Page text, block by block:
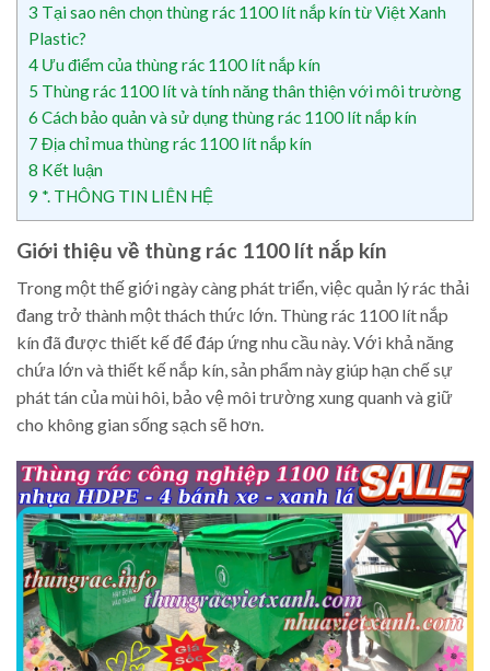
3 Tại sao nên chọn thùng rác 1100 lít nắp kín từ Việt Xanh
Plastic?
4 Ưu điểm của thùng rác 1100 lít nắp kín
5 Thùng rác 1100 lít và tính năng thân thiện với môi trường
6 Cách bảo quản và sử dụng thùng rác 1100 lít nắp kín
7 Địa chỉ mua thùng rác 1100 lít nắp kín
8 Kết luận
9 *. THÔNG TIN LIÊN HỆ
Giới thiệu về thùng rác 1100 lít nắp kín
Trong một thế giới ngày càng phát triển, việc quản lý rác thải
đang trở thành một thách thức lớn. Thùng rác 1100 lít nắp
kín đã được thiết kế để đáp ứng nhu cầu này. Với khả năng
chứa lớn và thiết kế nắp kín, sản phẩm này giúp hạn chế sự
phát tán của mùi hôi, bảo vệ môi trường xung quanh và giữ
cho không gian sống sạch sẽ hơn.